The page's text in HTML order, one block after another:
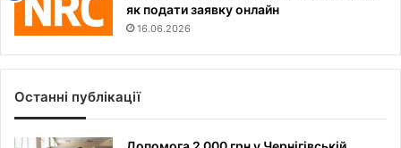
як подати заявку онлайн
16.06.2026
Останні публікації